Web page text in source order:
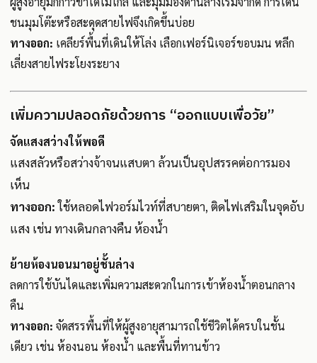
ชนมุมโต๊ะหรือสะดุดสายไฟจึงเกิดขึ้นบ่อย
ทางออก: เคลียร์พื้นที่เดินให้โล่ง เลือกเฟอร์นิเจอร์ขอบมน หลีก
เลี่ยงสายไฟระโยงระยาง
เพิ่มความปลอดภัยด้วยการ “ออกแบบเพื่อวัย”
จัดแสงสว่างให้พอดี
แสงสลัวหรือสว่างจ้าจนแสบตา ล้วนเป็นอุปสรรคต่อการมอง
เห็น
ทางออก:ใช้หลอดไฟวอร์มไวท์ที่สบายตา, ติดไฟเสริมในจุดอับ
แสง เช่น ทางเดินกลางคืน ห้องน้ำ
ย้ายห้องนอนมาอยู่ชั้นล่าง
ลดการใช้บันไดและเพิ่มความสะดวกในการเข้าห้องน้ำตอนกลาง
คืน
ทางออก: จัดสรรพื้นที่ให้ผู้สูงอายุสามารถใช้ชีวิตได้ครบในชั้น
เดียว เช่น ห้องนอน ห้องน้ำ และพื้นที่ทานข้าว